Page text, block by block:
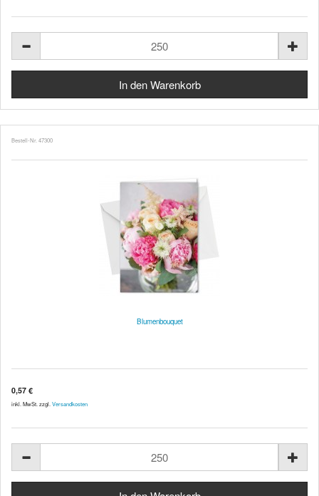
Bestell-Nr. 47300
Blumenbouquet
0,57 €
inkl. MwSt. zzgl. Versandkosten